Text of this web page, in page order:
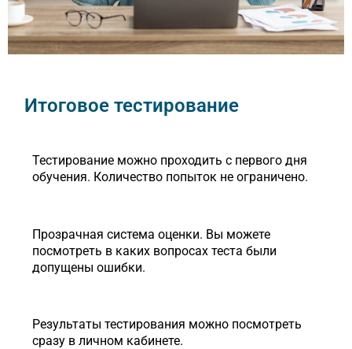
Итоговое тестирование
Тестирование можно проходить с первого дня
обучения. Количество попыток не ограничено.
Прозрачная система оценки. Вы можете
посмотреть в каких вопросах теста были
допущены ошибки.
Результаты тестирования можно посмотреть
сразу в личном кабинете.